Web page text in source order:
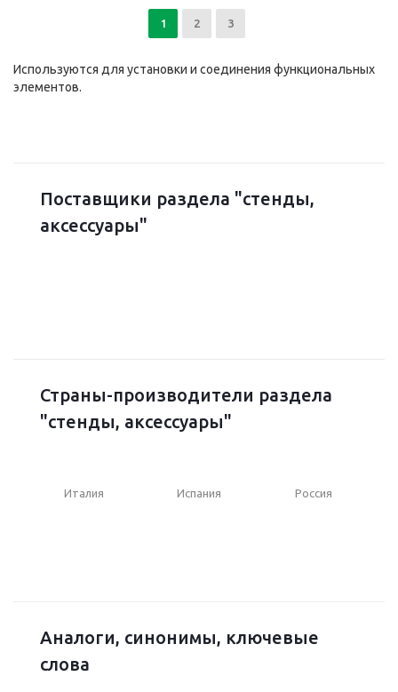
1 2 3
Используются для установки и соединения функциональных
элементов.
Поставщики раздела "стенды,
аксессуары"
Страны-производители раздела
"стенды, аксессуары"
Италия Испания Россия
Аналоги, синонимы, ключевые
слова